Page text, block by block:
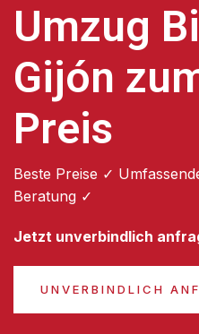
Umzug
Gijón
Preis
Beste Preise ✓
Beratung ✓
Jetzt unverbindlich
UNVERBINDLICH